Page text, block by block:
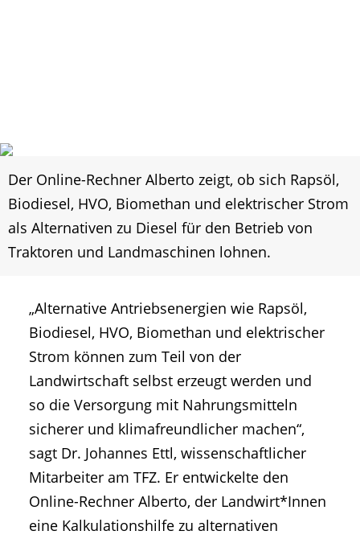
Der Online-Rechner Alberto zeigt, ob sich Rapsöl,
Biodiesel, HVO, Biomethan und elektrischer Strom
als Alternativen zu Diesel für den Betrieb von
Traktoren und Landmaschinen lohnen.
„Alternative Antriebsenergien wie Rapsöl,
Biodiesel, HVO, Biomethan und elektrischer
Strom können zum Teil von der
Landwirtschaft selbst erzeugt werden und
so die Versorgung mit Nahrungsmitteln
sicherer und klimafreundlicher machen“,
sagt Dr. Johannes Ettl, wissenschaftlicher
Mitarbeiter am TFZ. Er entwickelte den
Online-Rechner Alberto, der Landwirt*Innen
eine Kalkulationshilfe zu alternativen